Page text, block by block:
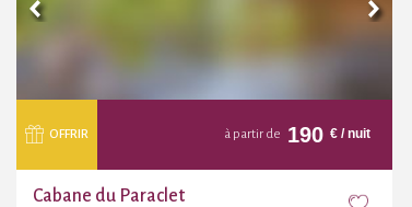
OFFRIR à partir de 190 € / nuit
Cabane du Paraclet